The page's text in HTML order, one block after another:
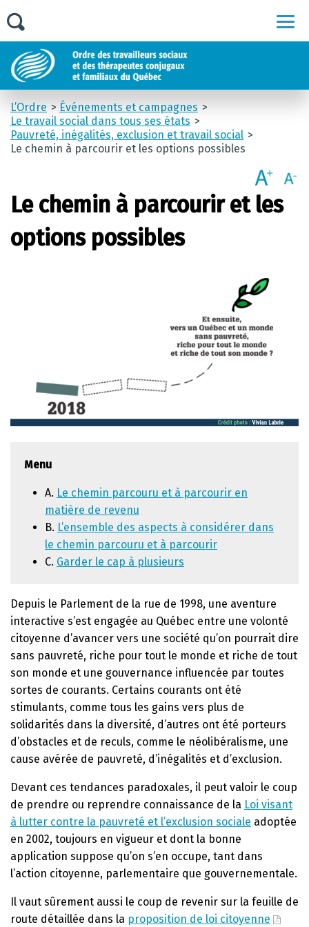
L’Ordre
Événements et campagnes
Le travail social dans tous ses états
Pauvreté, inégalités, exclusion et travail social
Le chemin à parcourir et les options possibles
Le chemin à parcourir et les
options possibles
Menu
A. Le chemin parcouru et à parcourir en
matière de revenu
B. L’ensemble des aspects à considérer dans
le chemin parcouru et à parcourir
C. Garder le cap à plusieurs
Depuis le Parlement de la rue de 1998, une aventure
interactive s’est engagée au Québec entre une volonté
citoyenne d’avancer vers une société qu’on pourrait dire
sans pauvreté, riche pour tout le monde et riche de tout
son monde et une gouvernance influencée par toutes
sortes de courants. Certains courants ont été
stimulants, comme tous les gains vers plus de
solidarités dans la diversité, d’autres ont été porteurs
d’obstacles et de reculs, comme le néolibéralisme, une
cause avérée de pauvreté, d’inégalités et d’exclusion.
Devant ces tendances paradoxales, il peut valoir le coup
de prendre ou reprendre connaissance de la Loi visant
à lutter contre la pauvreté et l’exclusion sociale adoptée
en 2002, toujours en vigueur et dont la bonne
application suppose qu’on s’en occupe, tant dans
l’action citoyenne, parlementaire que gouvernementale.
Il vaut sûrement aussi le coup de revenir sur la feuille de
route détaillée dans la proposition de loi citoyenne